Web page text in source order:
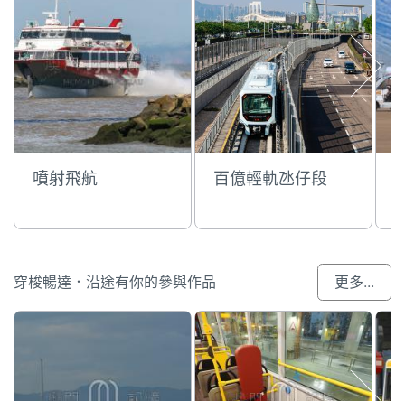
噴射飛航 百億輕軌氹仔段
穿梭暢達．沿途有你的參與作品 更多...